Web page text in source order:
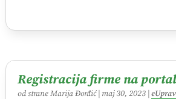
Registracija firme na
od straneMarija Đorđić| maj 30, 2023|